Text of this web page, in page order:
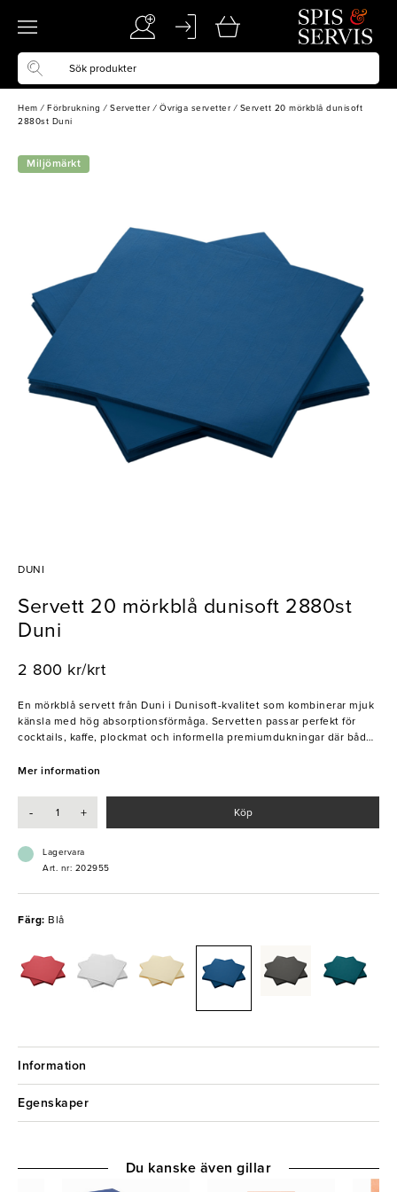
Hem / Förbrukning / Servetter / Övriga servetter / Servett 20 mörkblå dunisoft
2880st Duni
Miljömärkt
DUNI
Servett 20 mörkblå dunisoft 2880st
Duni
2 800 kr/krt
En mörkblå servett från Duni i Dunisoft-kvalitet som kombinerar mjuk
känsla med hög absorptionsförmåga. Servetten passar perfekt för
cocktails, kaffe, plockmat och informella premiumdukningar där både
servetten räcker genom hela måltiden samtidigt som den ger ett
- Hög absorptionsförmåga
Mer information
- + Köp
Lagervara
Art. nr: 202955
Färg: Blå
Information
Egenskaper
Du kanske även gillar